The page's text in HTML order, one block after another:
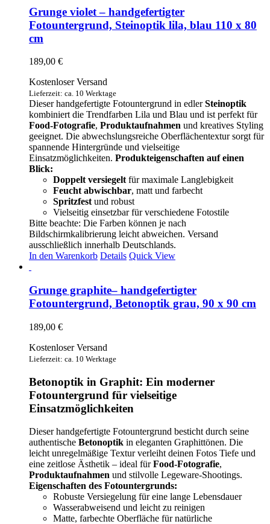
Grunge violet – handgefertigter
Fotountergrund, Steinoptik lila, blau 110 x 80
cm
189,00 €
Kostenloser Versand
Lieferzeit: ca. 10 Werktage
Dieser handgefertigte Fotountergrund in edlerSteinoptik
kombiniert die Trendfarben Lila und Blau und ist perfekt für
Food-Fotografie, Produktaufnahmen und kreatives Styling
geeignet. Die abwechslungsreiche Oberflächentextur sorgt für
spannende Hintergründe und vielseitige
Einsatzmöglichkeiten. Produkteigenschaften auf einen
Blick:
Doppelt versiegeltfür maximale Langlebigkeit
Feucht abwischbar, matt und farbecht
Spritzfestund robust
Vielseitig einsetzbar für verschiedene Fotostile
Bitte beachte: Die Farben können je nach
Bildschirmkalibrierung leicht abweichen. Versand
ausschließlich innerhalb Deutschlands.
In den Warenkorb Details Quick View
Grunge graphite– handgefertigter
Fotountergrund, Betonoptik grau, 90 x 90 cm
189,00 €
Kostenloser Versand
Lieferzeit: ca. 10 Werktage
Betonoptik in Graphit: Ein moderner
Fotountergrund für vielseitige
Einsatzmöglichkeiten
Dieser handgefertigte Fotountergrund besticht durch seine
authentische Betonoptik in eleganten Graphittönen. Die
leicht unregelmäßige Textur verleiht deinen Fotos Tiefe und
eine zeitlose Ästhetik – ideal fürFood-Fotografie,
Produktaufnahmen und stilvolle Legeware-Shootings.
Eigenschaften des Fotountergrunds:
Robuste Versiegelung für eine lange Lebensdauer
Wasserabweisend und leicht zu reinigen
Matte, farbechte Oberfläche für natürliche